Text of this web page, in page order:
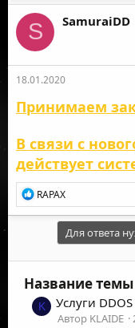
S SamuraiDD
18.01.2020
Принимаем
В связи с
действует
Р
е
а
:
RAPAX
Для ответа
Название темы
K Услуги
Автор KLAIDE